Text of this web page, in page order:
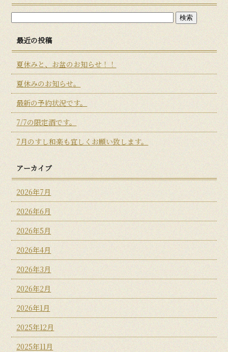
最近の投稿
夏休みと、お盆のお知らせ！！
夏休みのお知らせ。
最新の予約状況です。
7/7の限定酒です。
7月のすし和楽も宜しくお願い致します。
アーカイブ
2026年7月
2026年6月
2026年5月
2026年4月
2026年3月
2026年2月
2026年1月
2025年12月
2025年11月